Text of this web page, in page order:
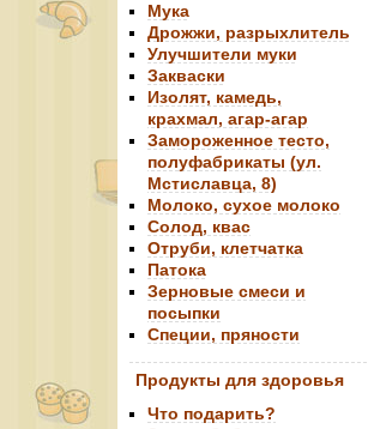
Мука
Дрожжи, разрыхлитель
Улучшители муки
Закваски
Изолят, камедь,
крахмал, агар-агар
Замороженное тесто,
полуфабрикаты (ул.
Мстиславца, 8)
Молоко, сухое молоко
Солод, квас
Отруби, клетчатка
Патока
Зерновые смеси и
посыпки
Специи, пряности
Продукты для здоровья
Что подарить?